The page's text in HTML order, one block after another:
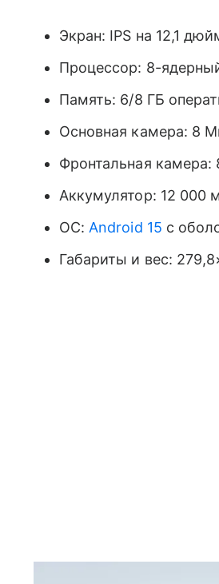
Экран: IPS на 12,1
Процессор: 8-
Память: 6/8 ГБ
Основная камера: 8
Фронтальная
Аккумулятор: 12 000
ОС: Android 15 с
Габариты и вес: